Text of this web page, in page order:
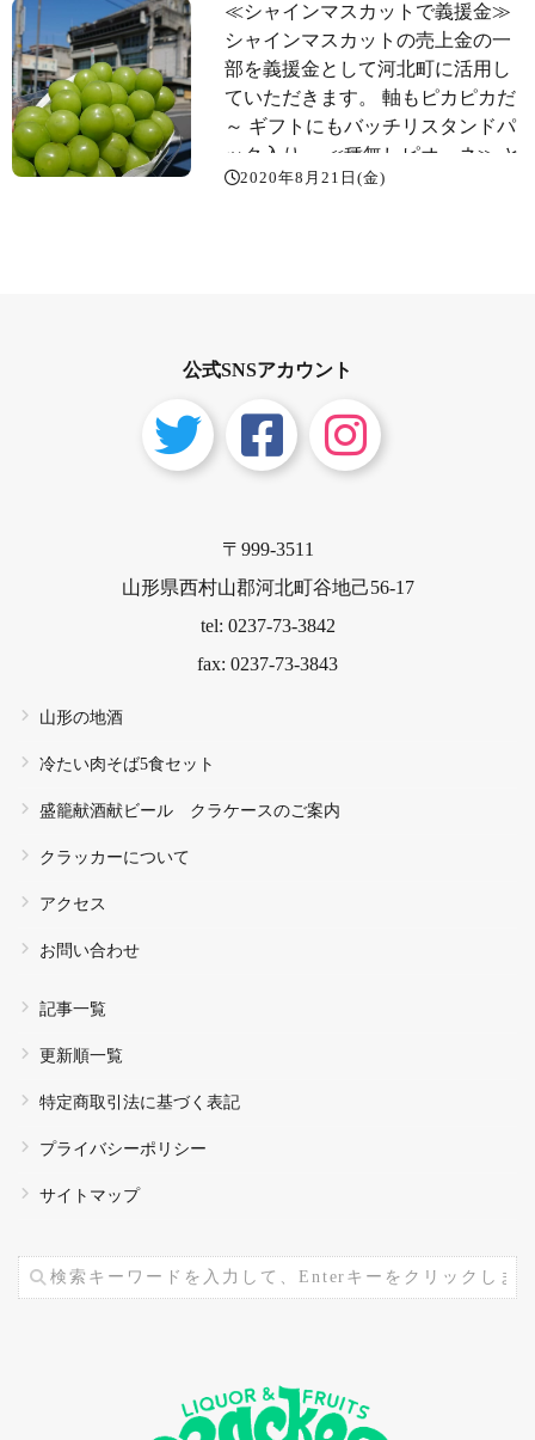
≪シャインマスカットで義援金️≫
シャインマスカットの売上金の一
部を義援金として河北町に活用し
ていただきます。 軸もピカピカだ
～ ギフトにもバッチリスタンドパ
ック入り～️ ≪種無しピオーネ️≫ と
ってもお手軽1房599円️ ≪尾花沢ス
それは『おどろき』 ≪フルーツギ
フト≫ ジャスト3,000円️
2020年8月21日(金)
公式SNSアカウント
〒999-3511
山形県西村山郡河北町谷地己56-17
tel: 0237-73-3842
fax: 0237-73-3843
山形の地酒
冷たい肉そば5食セット
盛籠献酒献ビール クラケースのご案内
クラッカーについて
アクセス
お問い合わせ
記事一覧
更新順一覧
特定商取引法に基づく表記
プライバシーポリシー
サイトマップ